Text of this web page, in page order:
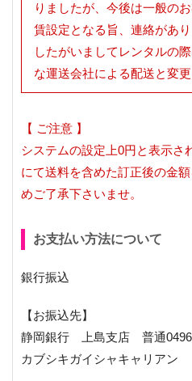
りましたが、今後は一般の
賃設定となる旨、連絡があり
したがいましてレンタルの
な運送会社による配送と変
【 ご注意 】
システムの設定上0円と表示さ
にて送料を含めた訂正後の金
めご了承下さいませ。
お支払い方法について
銀行振込
【お振込先】
静岡銀行 上島支店 普通
カブシキガイシャキャリアン